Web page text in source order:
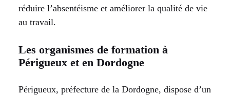
réduire l’absentéisme et améliorer la qualité de vie
au travail.
Les organismes de formation à
Périgueux et en Dordogne
Périgueux, préfecture de la Dordogne, dispose d’un